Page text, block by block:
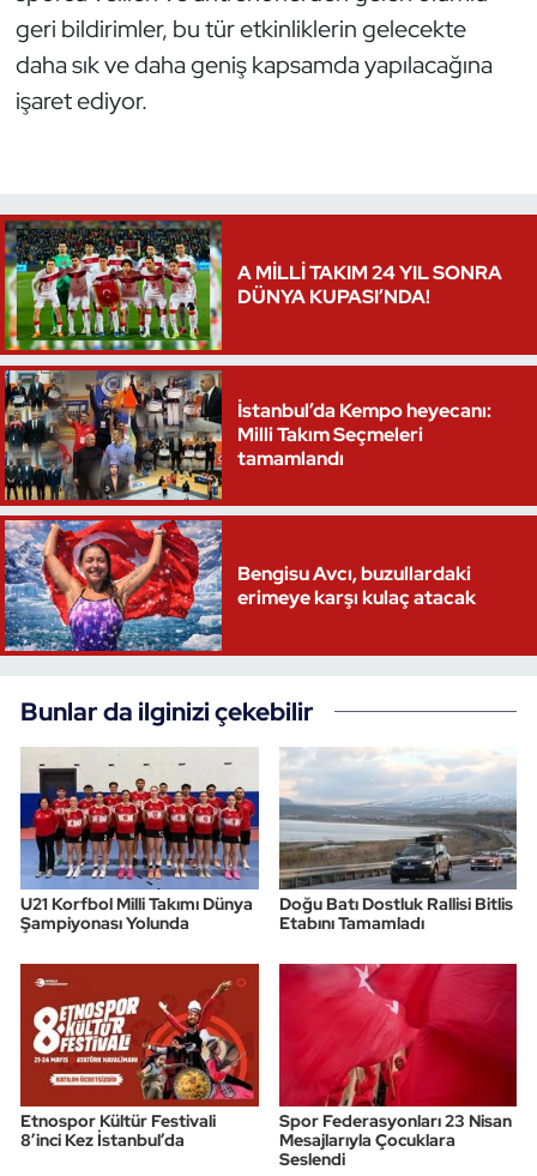
geri bildirimler, bu tür etkinliklerin gelecekte
daha sık ve daha geniş kapsamda yapılacağına
işaret ediyor.
A MİLLİ TAKIM 24 YIL SONRA
DÜNYA KUPASI’NDA!
İstanbul’da Kempo heyecanı:
Milli Takım Seçmeleri
tamamlandı
Bengisu Avcı, buzullardaki
erimeye karşı kulaç atacak
Bunlar da ilginizi çekebilir
U21 Korfbol Milli Takımı Dünya
Şampiyonası Yolunda
Doğu Batı Dostluk Rallisi Bitlis
Etabını Tamamladı
Etnospor Kültür Festivali
8’inci Kez İstanbul’da
Spor Federasyonları 23 Nisan
Mesajlarıyla Çocuklara
Seslendi
Oryantiring
Özel Sporcular
Ragbi
Satranç
Su Topu
Sualtı Sporları
Tekvando
Tenis
Triatlon
Voleybol
Vücut Geliştirme Fitness
Wushu Kungfu
Yelken
Yüzme